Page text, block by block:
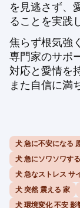
を見逃さず、
ることを実践
焦らず根気強
専門家のサポ
対応と愛情を
また自信に満
犬 急に不安になる
犬 急にソワソワする
犬 急なストレス サ
犬 突然 震える 家
犬 環境変化 不安 影